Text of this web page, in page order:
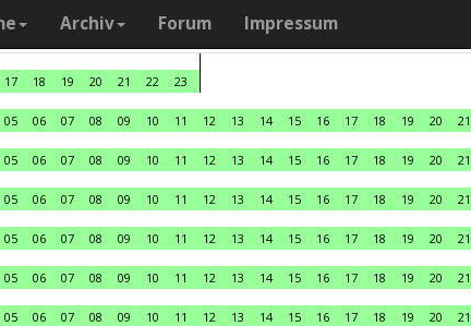
Archiv Forum Impressum
17 18 19 20 21 22
23
05 06 07 08 09 10 11 12 13 14 15 16 17 18 19 20 21
05 06 07 08 09 10 11 12 13 14 15 16 17 18 19 20 21
05 06 07 08 09 10 11 12 13 14 15 16 17 18 19 20 21
05 06 07 08 09 10 11 12 13 14 15 16 17 18 19 20 21
05 06 07 08 09 10 11 12 13 14 15 16 17 18 19 20 21
05 06 07 08 09 10 11 12 13 14 15 16 17 18 19 20 21